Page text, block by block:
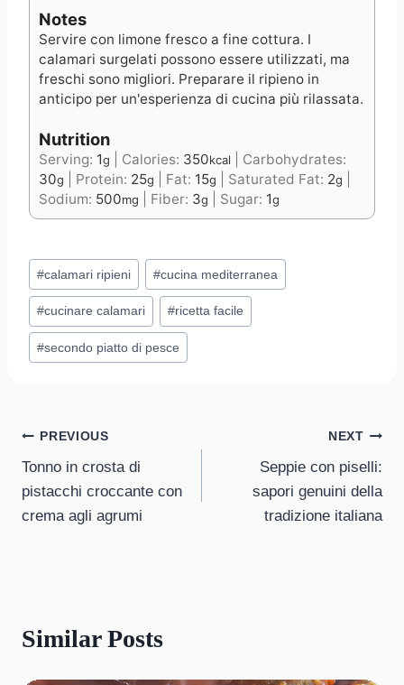
Notes
Servire con limone fresco a fine cottura. I
calamari surgelati possono essere utilizzati, ma
freschi sono migliori. Preparare il ripieno in
anticipo per un'esperienza di cucina più rilassata.
Nutrition
Serving: 1g Calories: 350kcal
Carbohydrates:
30g Protein: 25g Fat: 15g Saturated Fat: 2g
Sodium: 500mg Fiber: 3g Sugar: 1g
Post
Tags:
#calamari ripieni #cucina mediterranea
#cucinare calamari #ricetta facile
#secondo piatto di pesce
Post
navigation
PREVIOUS
Tonno in crosta di
pistacchi croccante con
crema agli agrumi
NEXT
Seppie con piselli:
sapori genuini della
tradizione italiana
Similar Posts